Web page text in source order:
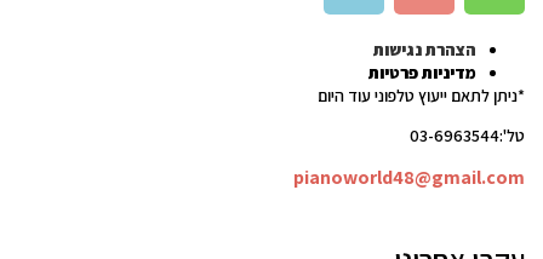
הצהרת נגישות
מדיניות פרטיות
*ניתן לתאם ייעוץ טלפוני עוד היום
טל':03-6963544
pianoworld48@gmail.com